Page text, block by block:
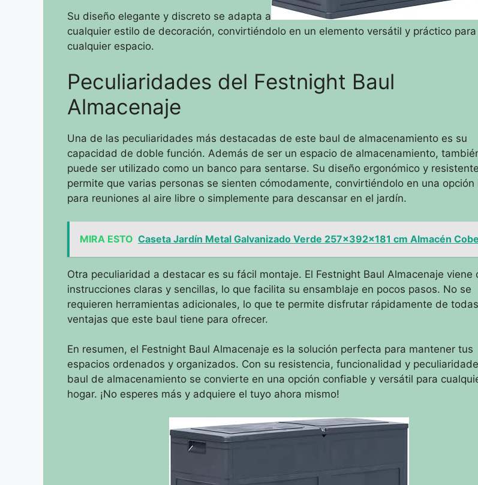
Su diseño elegante y discreto se adapta a
cualquier estilo de decoración, convirtiéndolo en un elemento versátil y práctico para
cualquier espacio.
Peculiaridades del Festnight Baul
Almacenaje
Una de las peculiaridades más destacadas de este baul de almacenamiento es su
capacidad de doble función. Además de ser un espacio de almacenamiento,
puede ser utilizado como un banco para sentarse. Su diseño ergonómico y resistente
permite que varias personas se sienten cómodamente, convirtiéndolo en una opción
para reuniones al aire libre o simplemente para descansar en el jardín.
MIRA ESTO Caseta Jardín Metal Galvanizado Verde 257x392x181 cm Almacén
Otra peculiaridad a destacar es su fácil montaje. El Festnight Baul Almacenaje viene
instrucciones claras y sencillas, lo que facilita su ensamblaje en pocos pasos. No se
requieren herramientas adicionales, lo que te permite disfrutar rápidamente de
ventajas que este baul tiene para ofrecer.
En resumen, el Festnight Baul Almacenaje es la solución perfecta para mantener tus
espacios ordenados y organizados. Con su resistencia, funcionalidad y
baul de almacenamiento se convierte en una opción confiable y versátil para
hogar. ¡No esperes más y adquiere el tuyo ahora mismo!